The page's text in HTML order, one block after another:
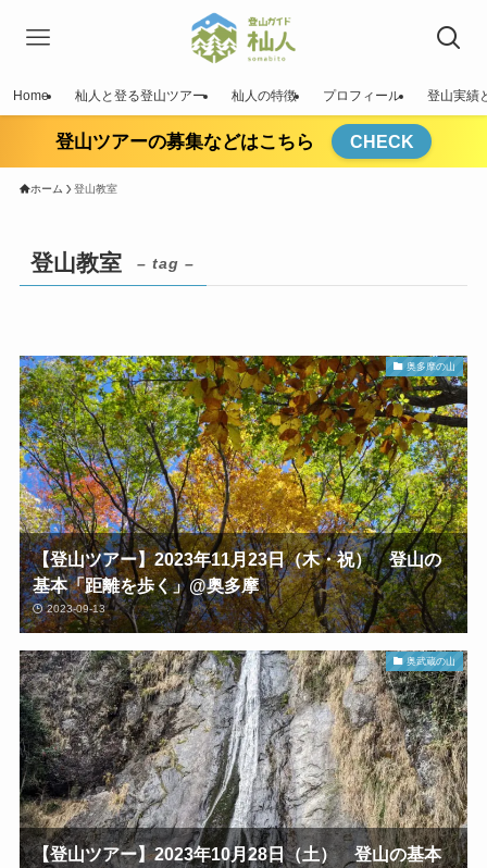
Home 杣人と登る登山ツアー 杣人の特徴 プロフィール 登山実績
登山ツアーの募集などはこちら CHECK
ホーム 登山教室
登山教室 – tag –
奥多摩の山
【登山ツアー】2023年11月23日（木・祝） 登山の
基本「距離を歩く」@奥多摩
2023-09-13
奥武蔵の山
【登山ツアー】2023年10月28日（土） 登山の基本